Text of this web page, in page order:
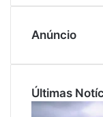
Anúncio
Últimas